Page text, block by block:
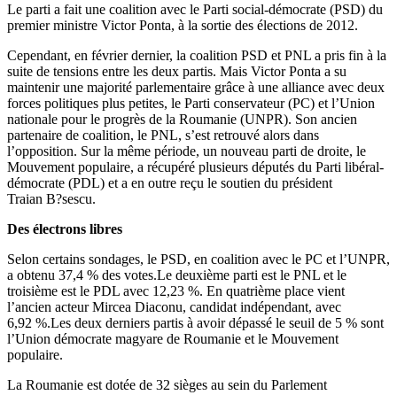
Le parti a fait une coalition avec le Parti social-démocrate (PSD) du
premier ministre Victor Ponta, à la sortie des élections de 2012.
Cependant, en février dernier, la coalition PSD et PNL a pris fin à la
suite de tensions entre les deux partis. Mais Victor Ponta a su
maintenir une majorité parlementaire grâce à une alliance avec deux
forces politiques plus petites, le Parti conservateur (PC) et l’Union
nationale pour le progrès de la Roumanie (UNPR). Son ancien
partenaire de coalition, le PNL, s’est retrouvé alors dans
l’opposition. Sur la même période, un nouveau parti de droite, le
Mouvement populaire, a récupéré plusieurs députés du Parti libéral-
démocrate (PDL) et a en outre reçu le soutien du président
Traian B?sescu.
Des électrons libres
Selon certains sondages, le PSD, en coalition avec le PC et l’UNPR,
a obtenu 37,4 % des votes.Le deuxième parti est le PNL et le
troisième est le PDL avec 12,23 %. En quatrième place vient
l’ancien acteur Mircea Diaconu, candidat indépendant, avec
6,92 %.Les deux derniers partis à avoir dépassé le seuil de 5 % sont
l’Union démocrate magyare de Roumanie et le Mouvement
populaire.
La Roumanie est dotée de 32 sièges au sein du Parlement